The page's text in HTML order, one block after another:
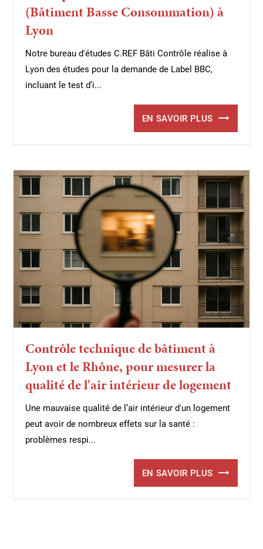
(Bâtiment Basse Consommation) à
Lyon
Notre bureau d'études C.REF Bâti Contrôle réalise à
Lyon des études pour la demande de Label BBC,
incluant le test d’i...
EN SAVOIR PLUS
Contrôle technique de bâtiment à
Lyon et le Rhône, pour mesurer la
qualité de l'air intérieur de logement
Une mauvaise qualité de l’air intérieur d'un logement
peut avoir de nombreux effets sur la santé :
problèmes respi...
EN SAVOIR PLUS